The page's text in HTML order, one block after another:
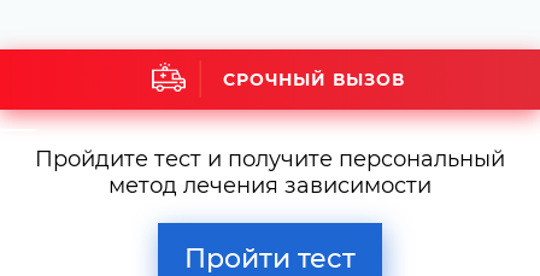
СРОЧНЫЙ ВЫЗОВ
Пройдите тест и получите персональный
метод лечения зависимости
Пройти тест